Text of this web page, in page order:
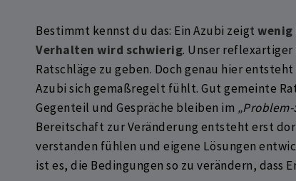
Bestimmt kennst du das: Ein Azubi zeigt
Verhalten wird schwierig. Unser
Ratschläge zu geben. Doch genau hier
Azubi sich gemaßregelt fühlt. Gut gemeinte
Gegenteil und Gespräche bleiben im
Bereitschaft zur Veränderung entsteht erst
verstanden fühlen und eigene Lösungen
ist es, die Bedingungen so zu verändern, dass